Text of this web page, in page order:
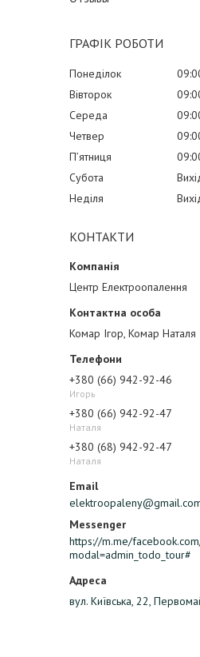
ГРАФІК РОБОТИ
Понеділок
Вівторок
Середа
Четвер
Пʼятниця
Субота
Неділя
КОНТАКТИ
Центр Електроопалення
Комар Ігор, Комар Наталя
+380 (66) 942-92-46
Игорь
+380 (66) 942-92-47
Наталя
+380 (68) 942-92-47
Наталя
https://m.me/
modal=admin_todo_tour#
вул. Київська, 22,